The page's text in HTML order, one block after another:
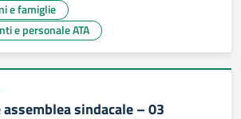
e famiglie
e personale ATA
sindacale – 03